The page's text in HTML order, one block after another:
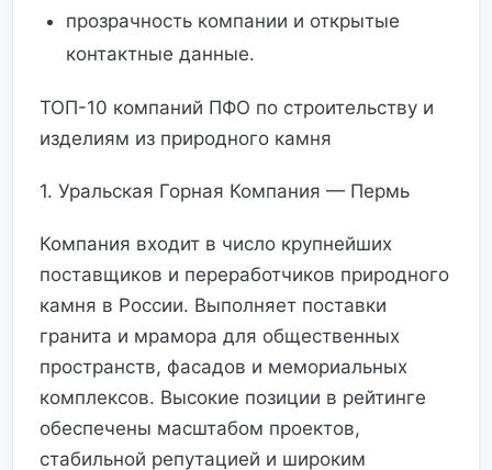
прозрачность компании и открытые
контактные данные.
ТОП-10 компаний ПФО по строительству и
изделиям из природного камня
1. Уральская Горная Компания — Пермь
Компания входит в число крупнейших
поставщиков и переработчиков природного
камня в России. Выполняет поставки
гранита и мрамора для общественных
пространств, фасадов и мемориальных
комплексов. Высокие позиции в рейтинге
обеспечены масштабом проектов,
стабильной репутацией и широким